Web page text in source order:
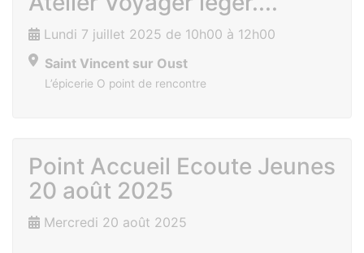
Lundi 7 juillet 2025 de 10h00 à 12h00
Saint Vincent sur Oust
L’épicerie O point de rencontre
Point Accueil Ecoute Jeunes
20 août 2025
Mercredi 20 août 2025